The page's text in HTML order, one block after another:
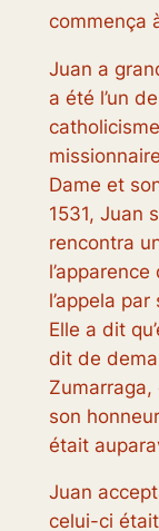
commença
Juan a
a été l’un
Dame et
1531, Juan
rencontra
l’appela
Elle a dit
dit de
son
était
Juan
celui-ci